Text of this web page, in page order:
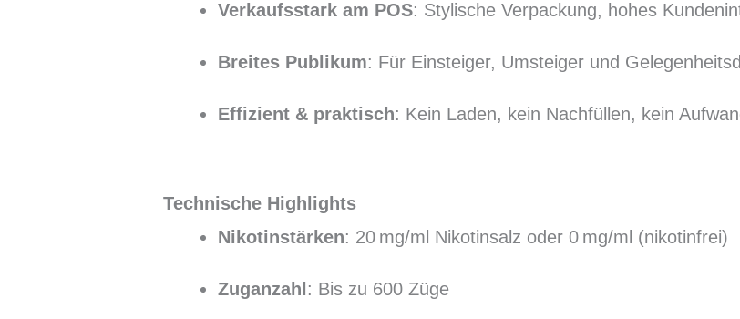
Verkaufsstark am POS: Stylische Verpackung, hohes
Breites Publikum: Für Einsteiger, Umsteiger und
Effizient & praktisch: Kein Laden, kein Nachfüllen, kein
Technische Highlights
Nikotinstärken: 20 mg/ml Nikotinsalz oder 0 mg/ml (nikotinfrei)
Zuganzahl : Bis zu 600 Züge